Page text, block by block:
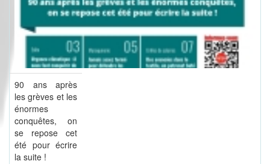
90 ans après
les grèves et les
énormes
conquêtes, on
se repose cet
été pour écrire
la suite !